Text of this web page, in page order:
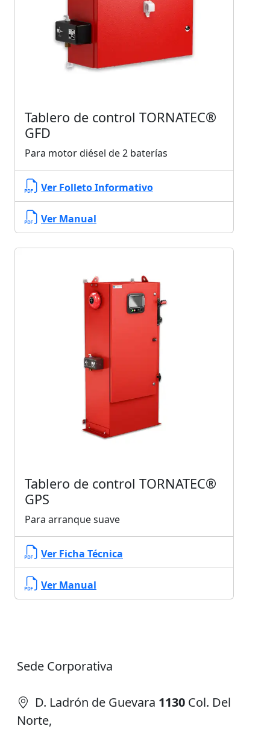
Tablero de control TORNATEC®
GFD
Para motor diésel de 2 baterías
Ver Folleto Informativo
Ver Manual
Tablero de control TORNATEC®
GPS
Para arranque suave
Ver Ficha Técnica
Ver Manual
Sede Corporativa
D. Ladrón de Guevara 1130 Col. Del
Norte,